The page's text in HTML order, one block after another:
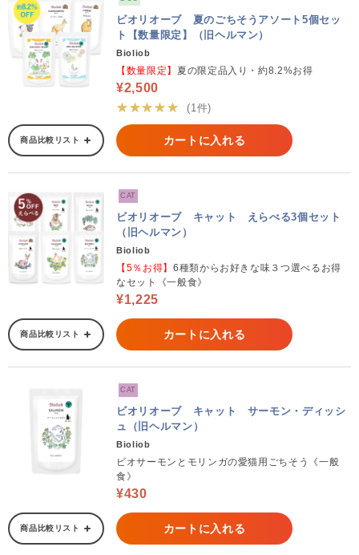
ビオリオーブ 夏のごちそうアソート5個セッ
ト【数量限定】（旧ヘルマン）
Bioliob
【数量限定】 夏の限定品入り・約8.2%お得
¥2,500
★★★★★
(1件)
商品比較リスト カートに入れる
CAT
ビオリオーブ キャット えらべる3個セット
（旧ヘルマン）
Bioliob
【5％お得】 6種類からお好きな味３つ選べるお得
なセット《一般食》
¥1,225
商品比較リスト カートに入れる
CAT
ビオリオーブ キャット サーモン・ディッシ
ュ（旧ヘルマン）
Bioliob
ビオサーモンとモリンガの愛猫用ごちそう《一般
食》
¥430
商品比較リスト カートに入れる